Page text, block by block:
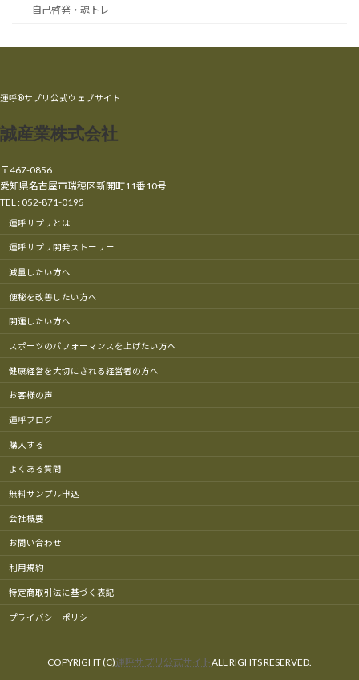
自己啓発・魂トレ
運呼®サプリ公式ウェブサイト
誠産業株式会社
〒467-0856
愛知県名古屋市瑞穂区新開町11番10号
TEL : 052-871-0195
運呼サプリとは
運呼サプリ開発ストーリー
減量したい方へ
便秘を改善したい方へ
開運したい方へ
スポーツのパフォーマンスを上げたい方へ
健康経営を大切にされる経営者の方へ
お客様の声
運呼ブログ
購入する
よくある質問
無料サンプル申込
会社概要
お問い合わせ
利用規約
特定商取引法に基づく表記
プライバシーポリシー
COPYRIGHT (C)運呼サプリ公式サイトALL RIGHTS RESERVED.